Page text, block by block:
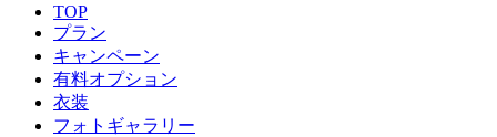
TOP
プラン
キャンペーン
有料オプション
衣装
フォトギャラリー